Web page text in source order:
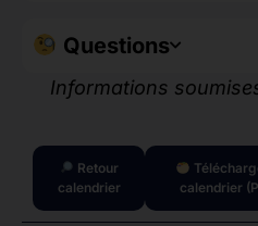
Questions
Informations
Retour
calendrier
calendrier